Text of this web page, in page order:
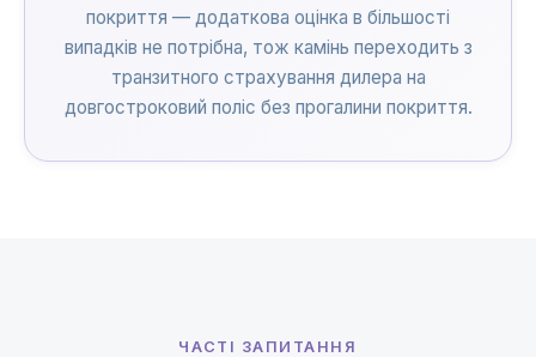
покриття — додаткова оцінка в більшості
випадків не потрібна, тож камінь переходить з
транзитного страхування дилера на
довгостроковий поліс без прогалини покриття.
ЧАСТІ ЗАПИТАННЯ